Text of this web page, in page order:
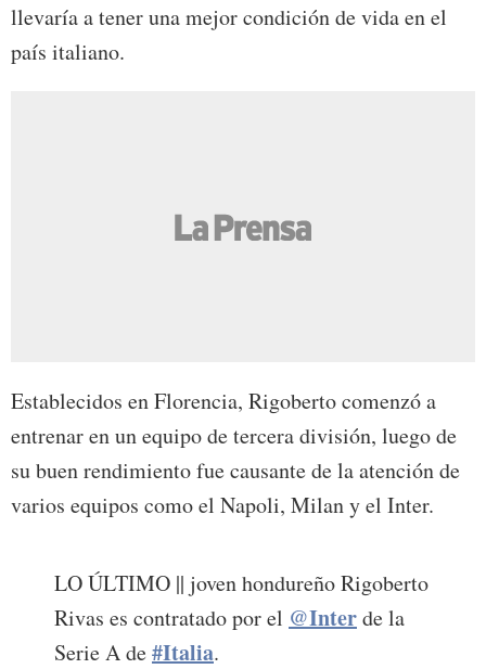
llevaría a tener una mejor condición de vida en el
país italiano.
Establecidos en Florencia, Rigoberto comenzó a
entrenar en un equipo de tercera división, luego de
su buen rendimiento fue causante de la atención de
varios equipos como el Napoli, Milan y el Inter.
LO ÚLTIMO || joven hondureño Rigoberto
Rivas es contratado por el @Interde la
Serie A de#Italia.